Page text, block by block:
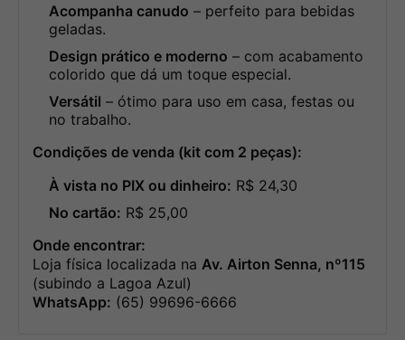
Acompanha canudo – perfeito para bebidas
geladas.
Design prático e moderno – com acabamento
colorido que dá um toque especial.
Versátil – ótimo para uso em casa, festas ou
no trabalho.
Condições de venda (kit com 2 peças):
À vista no PIX ou dinheiro: R$ 24,30
No cartão: R$ 25,00
Onde encontrar:
Loja física localizada na Av. Airton Senna, nº115
(subindo a Lagoa Azul)
WhatsApp: (65) 99696-6666